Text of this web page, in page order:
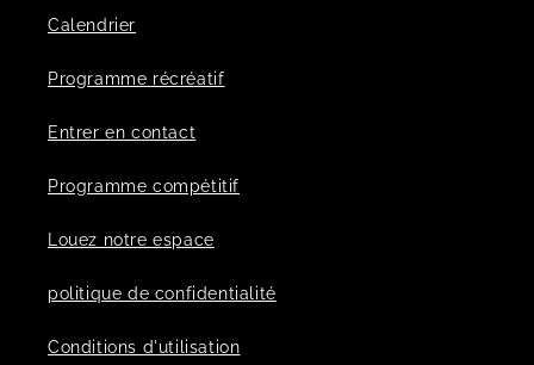
Calendrier
Programme récréatif
Entrer en contact
Programme compétitif
Louez notre espace
politique de confidentialité
Conditions d'utilisation